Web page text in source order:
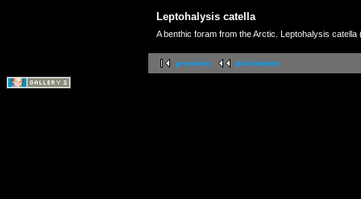
Leptohalysis catella
A benthic foram from the Arctic. Leptohalysis catella
première précédente